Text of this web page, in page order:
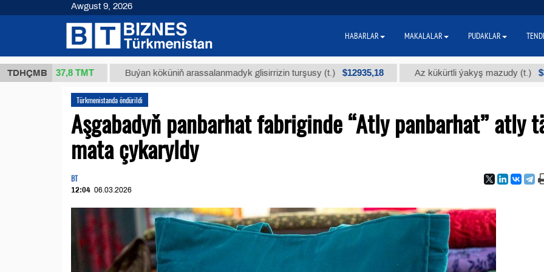
TDHÇMB
37,8 ТМТ Buýan köküniň arassalanmadyk glisirrizin turşusy (t.) $12935,18 Az kükürtli ýakyş mazudy (t.) $300
Türkmenistanda öndürildi
Aşgabadyň panbarhat fabriginde “Atly panbarhat” atly
mata çykaryldy
BT
12:04 06.03.2026
Awgust 9, 2026
HABARLAR MAKALALAR PUDAKLAR